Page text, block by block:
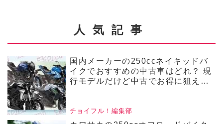
ョイフル！ バイク
選びの参考書】
装備やディテールを紹介し
ます！▶▶▶写真はこち
ら！▶▶▶『チョイフ
ル！』の公式Ｘ（旧
Twitter）はこちら！
人気記事
国内メーカーの250ccネイキッドバ
イクでおすすめの中古車はどれ？ 現
行モデルだけど中古でお得に狙える4
／250ccネイキッドバイク編／2025
年4月版 前編】
チョイフル！編集部